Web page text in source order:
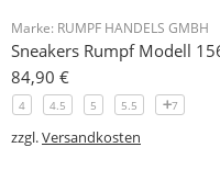
Marke: RUMPF HANDELS GMBH
Sneakers Rumpf Modell
84,90 €
4 4.5 5 5.5 7
zzgl.Versandkosten